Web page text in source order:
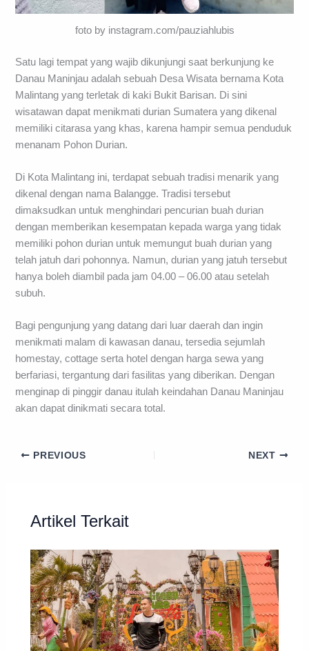
foto by instagram.com/pauziahlubis
Satu lagi tempat yang wajib dikunjungi saat berkunjung ke
Danau Maninjau adalah sebuah Desa Wisata bernama Kota
Malintang yang terletak di kaki Bukit Barisan. Di sini
wisatawan dapat menikmati durian Sumatera yang dikenal
memiliki citarasa yang khas, karena hampir semua penduduk
menanam Pohon Durian.
Di Kota Malintang ini, terdapat sebuah tradisi menarik yang
dikenal dengan nama Balangge. Tradisi tersebut
dimaksudkan untuk menghindari pencurian buah durian
dengan memberikan kesempatan kepada warga yang tidak
memiliki pohon durian untuk memungut buah durian yang
telah jatuh dari pohonnya. Namun, durian yang jatuh tersebut
hanya boleh diambil pada jam 04.00 – 06.00 atau setelah
subuh.
Bagi pengunjung yang datang dari luar daerah dan ingin
menikmati malam di kawasan danau, tersedia sejumlah
homestay, cottage serta hotel dengan harga sewa yang
berfariasi, tergantung dari fasilitas yang diberikan. Dengan
menginap di pinggir danau itulah keindahan Danau Maninjau
akan dapat dinikmati secara total.
PREVIOUS NEXT
Artikel Terkait